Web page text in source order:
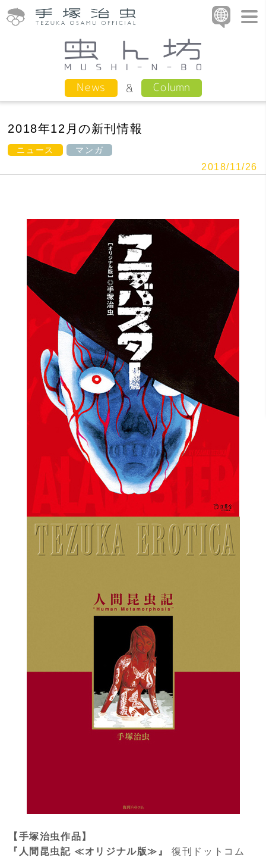
News Column
2018年12月の新刊情報
ニュース マンガ
2018/11/26
【手塚治虫作品】
『人間昆虫記 ≪オリジナル版≫』
復刊ドットコム